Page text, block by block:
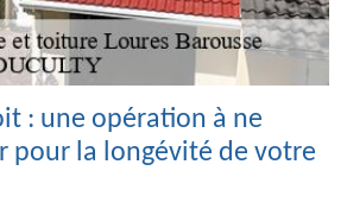
: une opération à ne
pour la longévité de votre